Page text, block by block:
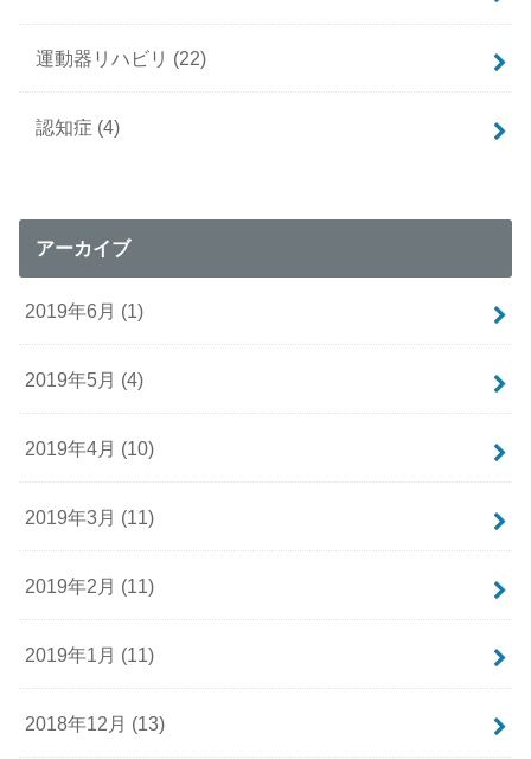
運動器リハビリ (22)
認知症 (4)
アーカイブ
2019年6月 (1)
2019年5月 (4)
2019年4月 (10)
2019年3月 (11)
2019年2月 (11)
2019年1月 (11)
2018年12月 (13)